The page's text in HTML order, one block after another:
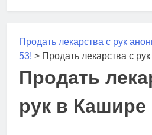
Продать лекарства с рук
53! > Продать лекарства с
Продать
рук в Кашире